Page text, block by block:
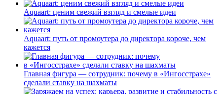
Aquaart: ценим свежий взгляд и смелые идеи
Aquaart: путь от промоутера до директора короче, чем
кажется
Главная фигура — сотрудник: почему в «Ингосстрахе»
сделали ставку на шахматы